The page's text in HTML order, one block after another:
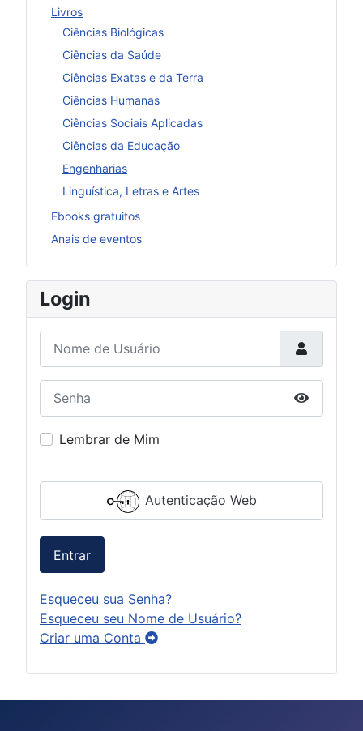
Livros
Ciências Biológicas
Ciências da Saúde
Ciências Exatas e da Terra
Ciências Humanas
Ciências Sociais Aplicadas
Ciências da Educação
Engenharias
Linguística, Letras e Artes
Ebooks gratuitos
Anais de eventos
Login
Nome de Usuário
Mostrar
Lembrar de Mim
Autenticação Web
Entrar
Esqueceu sua Senha?
Esqueceu seu Nome de Usuário?
Criar uma Conta